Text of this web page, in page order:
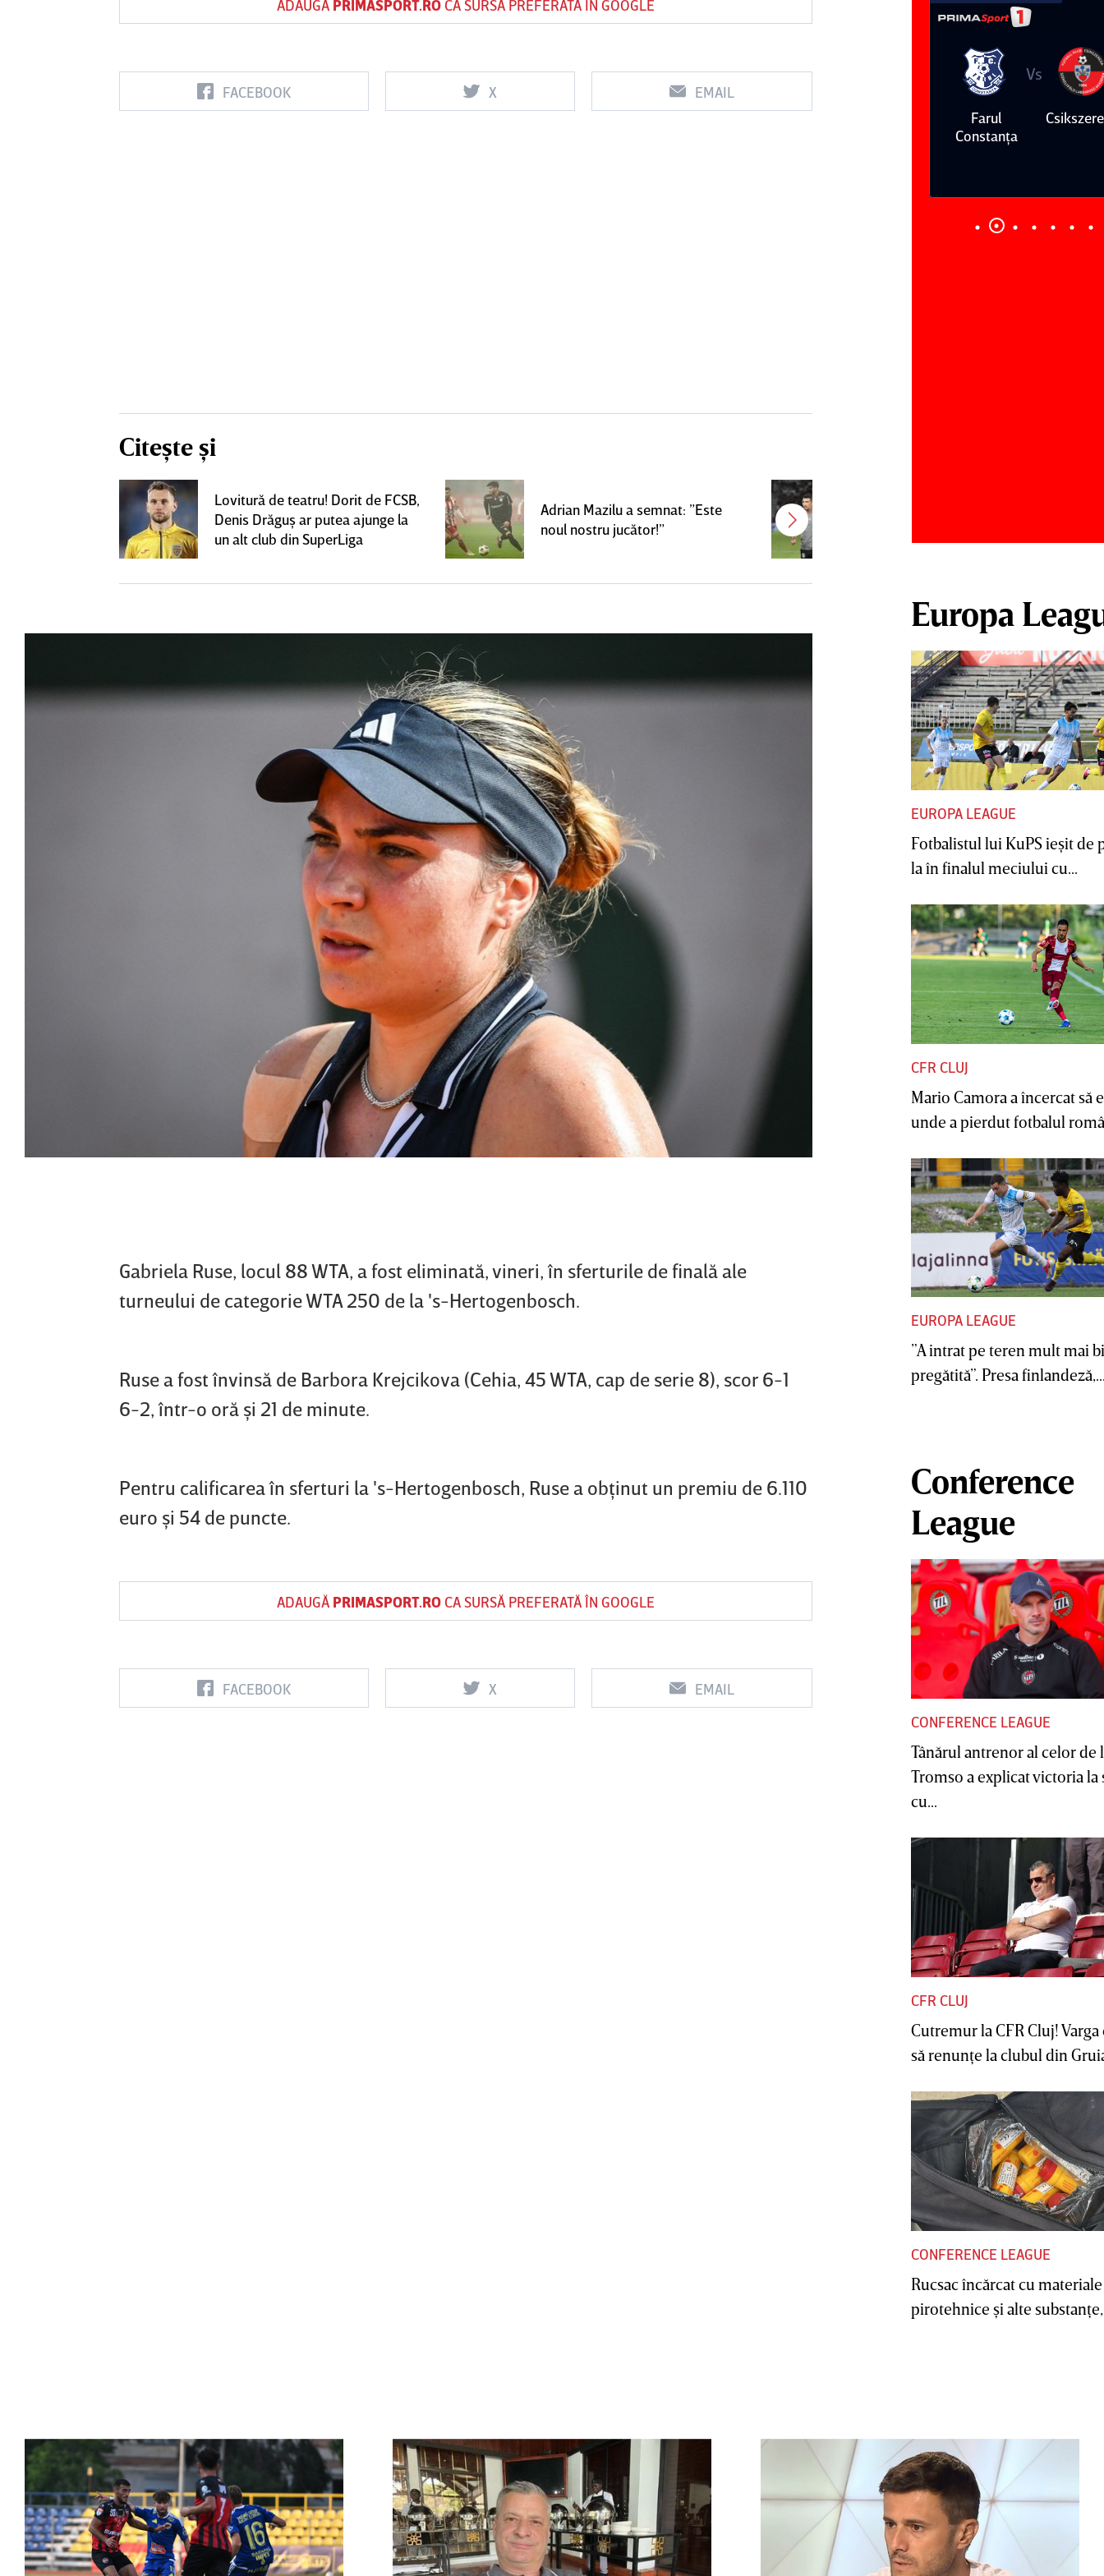
ADAUGĂ PRIMASPORT.ROCA SURSĂ PREFERATĂ ÎN GOOGLE
FACEBOOK X EMAIL
Citește și
Lovitură de teatru! Dorit de FCSB,
Denis Drăguş ar putea ajunge la
un alt club din SuperLiga
Adrian Mazilu a semnat: ”Este
noul nostru jucător!”
Gabriela Ruse, locul 88 WTA, a fost eliminată, vineri, în sferturile de finală ale
turneului de categorie WTA 250 de la 's-Hertogenbosch.
Ruse a fost învinsă de Barbora Krejcikova (Cehia, 45 WTA, cap de serie 8), scor 6-1
6-2, într-o oră şi 21 de minute.
Pentru calificarea în sferturi la 's-Hertogenbosch, Ruse a obţinut un premiu de 6.110
euro şi 54 de puncte.
ADAUGĂ PRIMASPORT.ROCA SURSĂ PREFERATĂ ÎN GOOGLE
FACEBOOK X EMAIL
Vs Vs Vs Vs
Dinamo
Vs
FC
Europa
EUROPA LEAGUE
Fotbalistul lui KuPS ieşit de
la în finalul meciului cu...
CFR CLUJ
Mario Camora a încercat să
unde a pierdut fotbalul
EUROPA LEAGUE
”A intrat pe teren mult mai
pregătită”. Presa
Conference
League
CONFERENCE LEAGUE
Tânărul antrenor al celor de
Tromso a explicat victoria la
cu...
CFR CLUJ
Cutremur la CFR Cluj! Varga
să renunţe la clubul din
CONFERENCE LEAGUE
Rucsac încărcat cu materiale
pirotehnice şi alte substanţe,